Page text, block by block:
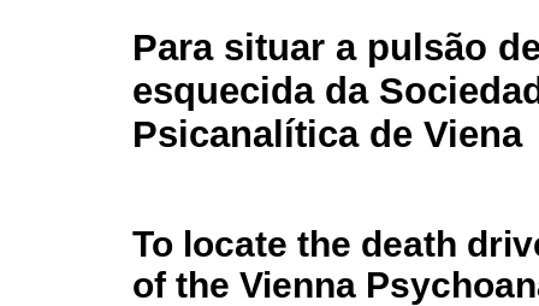
Para situar a pulsão
esquecida da
Psicanalítica de Viena
To locate the death
of the Vienna